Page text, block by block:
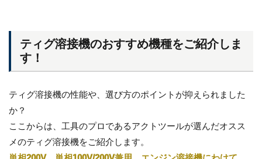
ティグ溶接機のおすすめ機種をご紹介しま
す！
ティグ溶接機の性能や、選び方のポイントが抑えられました
か？
ここからは、工具のプロであるアクトツールが選んだオスス
メのティグ溶接機をご紹介します。